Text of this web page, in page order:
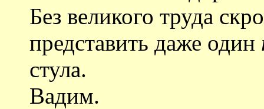
Без великого труда
представить даже один
стула.
Вадим.